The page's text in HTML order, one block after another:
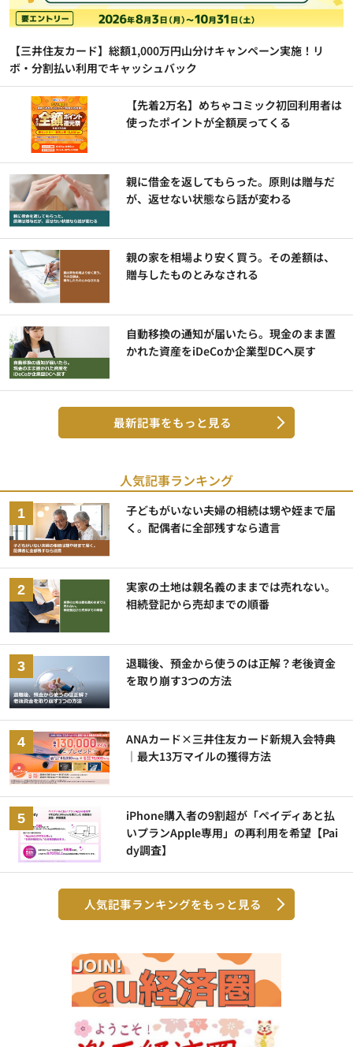
【三井住友カード】総額1,000万円山分けキャンペーン実施！リ
ボ・分割払い利用でキャッシュバック
【先着2万名】めちゃコミック初回利用者は
使ったポイントが全額戻ってくる
親に借金を返してもらった。原則は贈与だ
が、返せない状態なら話が変わる
親の家を相場より安く買う。その差額は、
贈与したものとみなされる
自動移換の通知が届いたら。現金のまま置
かれた資産をiDeCoか企業型DCへ戻す
最新記事をもっと見る
人気記事ランキング
子どもがいない夫婦の相続は甥や姪まで届
く。配偶者に全部残すなら遺言
実家の土地は親名義のままでは売れない。
相続登記から売却までの順番
退職後、預金から使うのは正解？老後資金
を取り崩す3つの方法
ANAカード×三井住友カード新規入会特典
｜最大13万マイルの獲得方法
iPhone購入者の9割超が「ペイディあと払
いプランApple専用」の再利用を希望【Pai
dy調査】
人気記事ランキングをもっと見る